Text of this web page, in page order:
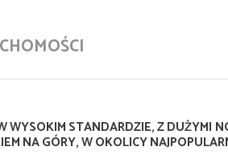
WYSOKIM STANDARDZIE, Z DUŻYMI
NA GÓRY, W OKOLICY